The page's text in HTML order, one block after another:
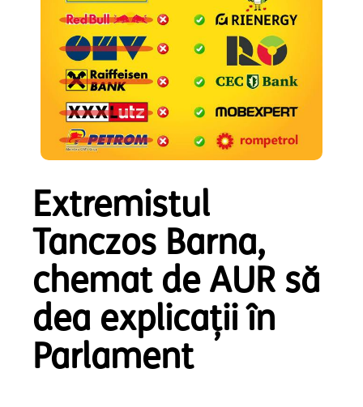
Extremistul
Tanczos Barna,
chemat de AUR să
dea explicații în
Parlament